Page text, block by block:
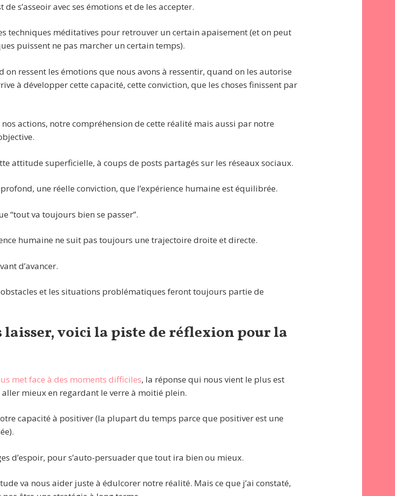
s’asseoir avec ses émotions et de les accepter.
techniques méditatives pour retrouver un certain apaisement (et on peut
puissent ne pas marcher un certain temps).
on ressent les émotions que nous avons à ressentir, quand on les autorise
à développer cette capacité, cette conviction, que les choses finissent par
nos actions, notre compréhension de cette réalité mais aussi par notre
attitude superficielle, à coups de posts partagés sur les réseaux sociaux.
une réelle conviction, que l’expérience humaine est équilibrée.
“tout va toujours bien se passer”.
humaine ne suit pas toujours une trajectoire droite et directe.
d’avancer.
et les situations problématiques feront toujours partie de
laisser, voici la piste de réflexion pour la
met face à des moments difficiles, la réponse qui nous vient le plus est
aller mieux en regardant le verre à moitié plein.
capacité à positiver (la plupart du temps parce que positiver est une
d’espoir, pour s’auto-persuader que tout ira bien ou mieux.
va nous aider juste à édulcorer notre réalité. Mais ce que j’ai constaté,